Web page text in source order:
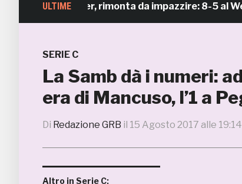
ULTIME
Soccer, rimonta da impazzire: 8-5 al We
SERIE C
La Samb dà i numeri:
era di Mancuso, l’1 a
Di Redazione GRB il 15 Agosto 2017 alle 19:14
Altro in Serie C: